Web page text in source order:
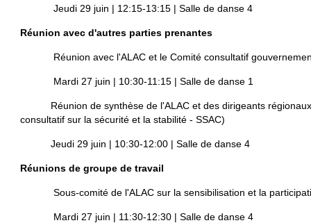
Jeudi 29 juin | 12:15-13:15 | Salle de danse 4
Réunion avec d'autres parties prenantes
Réunion avec l'ALAC et le Comité consultatif
Mardi 27 juin | 10:30-11:15 | Salle de danse 1
Réunion de synthèse de l'ALAC et des dirigeants régionaux
consultatif sur la sécurité et la stabilité - SSAC)
Jeudi 29 juin | 10:30-12:00 | Salle de danse 4
Réunions de groupe de travail
Sous-comité de l'ALAC sur la sensibilisation et la
Mardi 27 juin | 11:30-12:30 | Salle de danse 4